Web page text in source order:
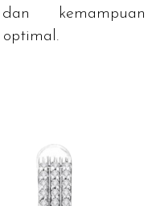
kemampuan
optimal.